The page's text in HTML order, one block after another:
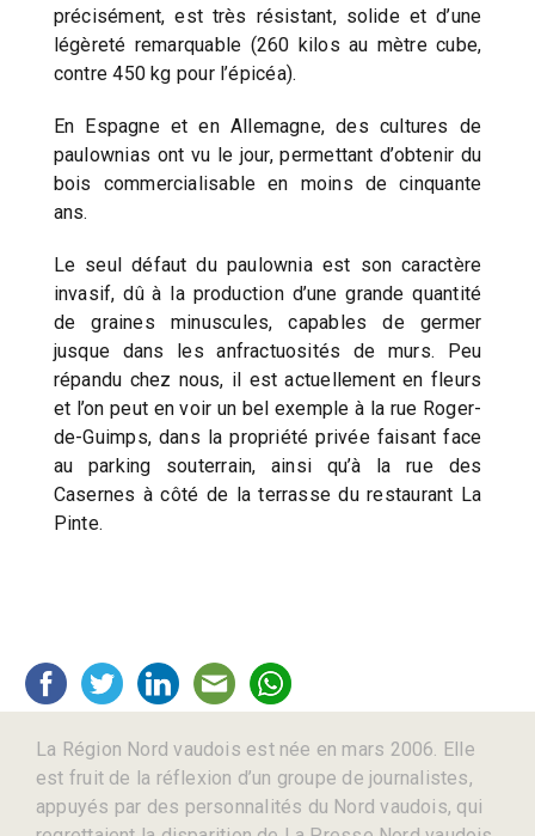
précisément, est très résistant, solide et d’une
légèreté remarquable (260 kilos au mètre cube,
contre 450 kg pour l’épicéa).
En Espagne et en Allemagne, des cultures de
paulownias ont vu le jour, permettant d’obtenir du
bois commercialisable en moins de cinquante
ans.
Le seul défaut du paulownia est son caractère
invasif, dû à la production d’une grande quantité
de graines minuscules, capables de germer
jusque dans les anfractuosités de murs. Peu
répandu chez nous, il est actuellement en fleurs
et l’on peut en voir un bel exemple à la rue Roger-
de-Guimps, dans la propriété privée faisant face
au parking souterrain, ainsi qu’à la rue des
Casernes à côté de la terrasse du restaurant La
Pinte.
La Région Nord vaudois est née en mars 2006. Elle
est fruit de la réflexion d’un groupe de journalistes,
appuyés par des personnalités du Nord vaudois, qui